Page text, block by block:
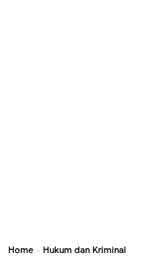
Home » Hukum dan Kriminal